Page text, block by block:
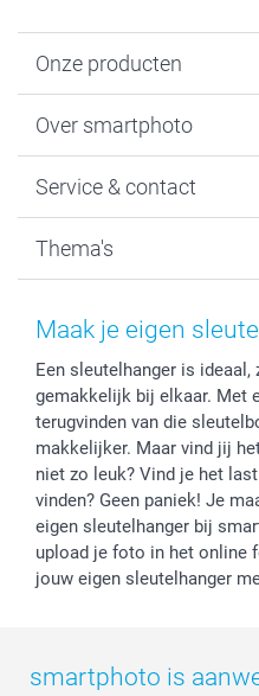
Onze producten
Fotoboeken
Fotocadeaus
Kaarten
Over smartphoto
Vacatures
Bestelproces
Herroepingsrecht
Cookiebeleid
Reviews
Prijslijst
Investor Relations
Service & contact
Tevredenheidsgarantie
Mijn orderstatus
smartbonus
smartfriends
service@smartphoto.nl
Affiliate partnerprogramma
Partnerships
Influencer
Thema's
Baby
Moederdag
Vaderdag
Huwelijk
Maak je eigen
Een sleutelhanger is
gemakkelijk bij elkaar. Met
terugvinden van die
makkelijker. Maar vind jij
niet zo leuk? Vind je het
vinden? Geen paniek! Je
eigen sleutelhanger bij
upload je foto in het online
jouw eigen sleutelhanger
smartphoto is